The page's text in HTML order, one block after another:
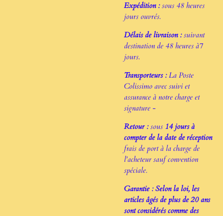
Expédition :sous 48 heures
jours ouvrés.
Délais de livraison :suivant
destination de 48 heures à7
jours.
Transporteurs :La Poste
Colissimo avec suivi et
assurance à notre charge et
signature -
Retour :sous 14 jours à
compter de la date de réception
frais de port à la charge de
l'acheteur sauf convention
spéciale.
Garantie : Selon la loi, les
articles âgés de plus de 20 ans
sont considérés comme des